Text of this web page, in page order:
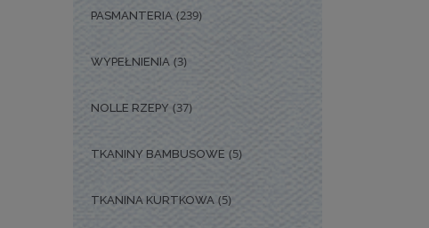
PASMANTERIA (239)
WYPEŁNIENIA (3)
NOLLE RZEPY (37)
TKANINY BAMBUSOWE (5)
TKANINA KURTKOWA (5)